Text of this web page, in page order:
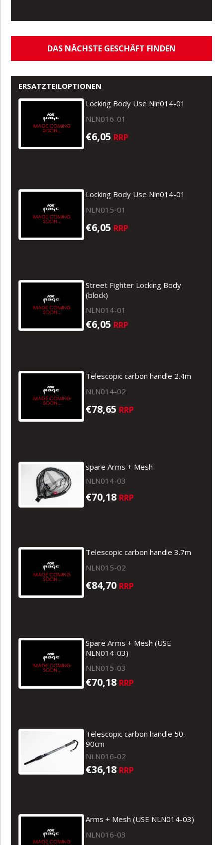
DAS NÄCHSTE GESCHÄFT FINDEN
ERSATZTEILOPTIONEN
Locking Body Use Nln014-01
NLN016-01
€6,05 RRP
Locking Body Use Nln014-01
NLN015-01
€6,05 RRP
Street Fighter Locking Body
(block)
NLN014-01
€6,05 RRP
Telescopic carbon handle 2.4m
NLN014-02
€78,65 RRP
spare Arms + Mesh
NLN014-03
€70,18 RRP
Telescopic carbon handle 3.7m
NLN015-02
€84,70 RRP
Spare Arms + Mesh (USE
NLN014-03)
NLN015-03
€70,18 RRP
Telescopic carbon handle 50-
90cm
NLN016-02
€36,18 RRP
Arms + Mesh (USE NLN014-03)
NLN016-03